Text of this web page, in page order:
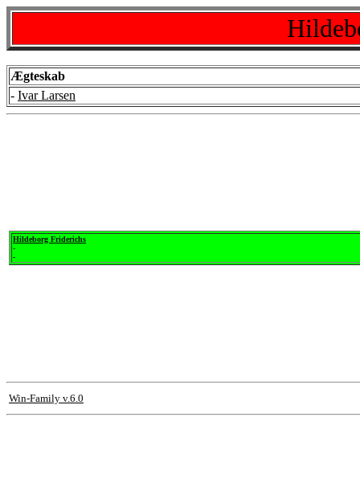
Ægteskab
- Ivar Larsen
Hildeborg Friderichs
-
-
Win-Family v.6.0